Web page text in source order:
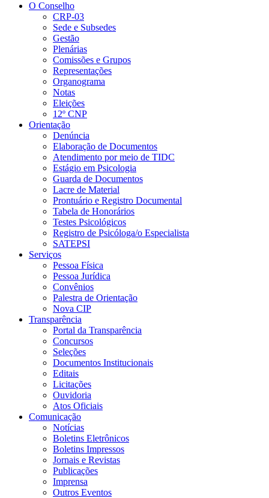
O Conselho
CRP-03
Sede e Subsedes
Gestão
Plenárias
Comissões e Grupos
Representações
Organograma
Notas
Eleições
12º CNP
Orientação
Denúncia
Elaboração de Documentos
Atendimento por meio de TIDC
Estágio em Psicologia
Guarda de Documentos
Lacre de Material
Prontuário e Registro Documental
Tabela de Honorários
Testes Psicológicos
Registro de Psicóloga/o Especialista
SATEPSI
Serviços
Pessoa Física
Pessoa Jurídica
Convênios
Palestra de Orientação
Nova CIP
Transparência
Portal da Transparência
Concursos
Seleções
Documentos Institucionais
Editais
Licitações
Ouvidoria
Atos Oficiais
Comunicação
Notícias
Boletins Eletrônicos
Boletins Impressos
Jornais e Revistas
Publicações
Imprensa
Outros Eventos